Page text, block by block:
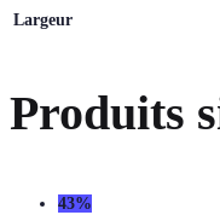
Largeur
Produits
43%